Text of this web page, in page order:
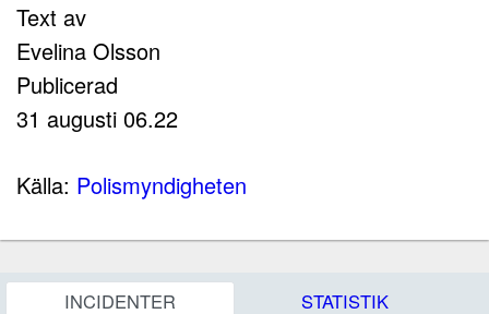
Text av
Evelina Olsson
Publicerad
31 augusti 06.22
Källa: Polismyndigheten
INCIDENTER STATISTIK